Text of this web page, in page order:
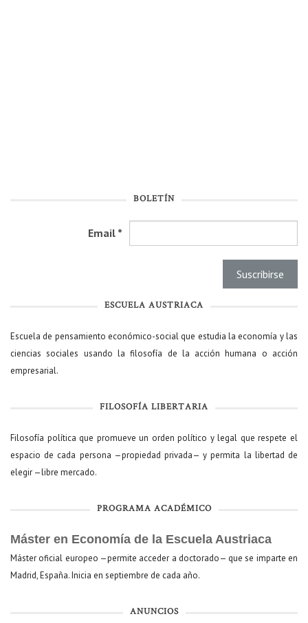
BOLETÍN
Email *
ESCUELA AUSTRIACA
Escuela de pensamiento económico-social que estudia la economía y las
ciencias sociales usando la filosofía de la acción humana o acción
empresarial.
FILOSOFÍA LIBERTARIA
Filosofía política que promueve un orden político y legal que respete el
espacio de cada persona —propiedad privada— y permita la libertad de
elegir —libre mercado.
PROGRAMA ACADÉMICO
Máster en Economía de la Escuela Austriaca
Máster oficial europeo —permite acceder a doctorado— que se imparte en
Madrid, España. Inicia en septiembre de cada año.
ANUNCIOS